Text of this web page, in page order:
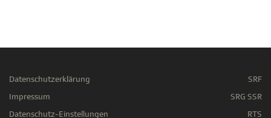
Datenschutzerklärung
Impressum
Datenschutz-Einstellungen
SRF
SRG SSR
RTS